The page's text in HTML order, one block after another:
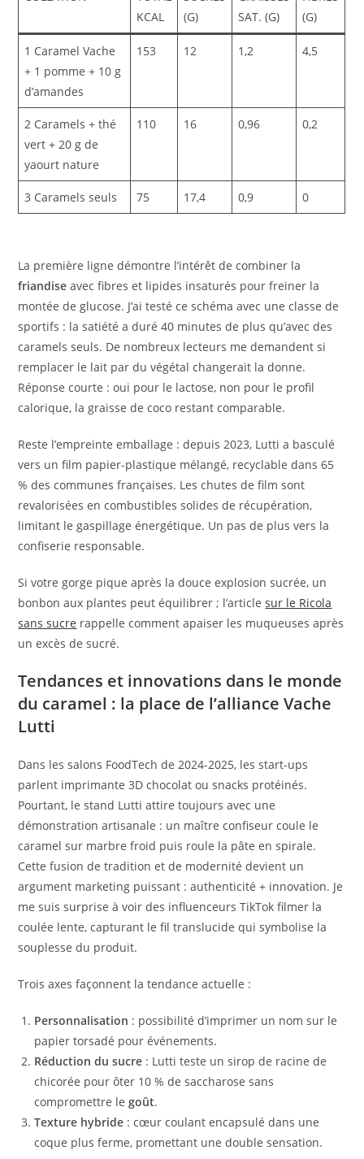
KCAL
(G)
SAT. (G)
(G)
1 Caramel Vache
+ 1 pomme + 10 g
d’amandes
153 12 1,2 4,5
2 Caramels + thé
vert + 20 g de
yaourt nature
110 16 0,96 0,2
3 Caramels seuls 75 17,4 0,9 0
La première ligne démontre l’intérêt de combiner la
friandise avec fibres et lipides insaturés pour freiner la
montée de glucose. J’ai testé ce schéma avec une classe de
sportifs : la satiété a duré 40 minutes de plus qu’avec des
caramels seuls. De nombreux lecteurs me demandent si
remplacer le lait par du végétal changerait la donne.
Réponse courte : oui pour le lactose, non pour le profil
calorique, la graisse de coco restant comparable.
Reste l’empreinte emballage : depuis 2023, Lutti a basculé
vers un film papier-plastique mélangé, recyclable dans 65
% des communes françaises. Les chutes de film sont
revalorisées en combustibles solides de récupération,
limitant le gaspillage énergétique. Un pas de plus vers la
confiserie responsable.
Si votre gorge pique après la douce explosion sucrée, un
bonbon aux plantes peut équilibrer ; l’articlesur le Ricola
sans sucre rappelle comment apaiser les muqueuses après
un excès de sucré.
Tendances et innovations dans le monde
du caramel : la place de l’alliance Vache
Lutti
Dans les salons FoodTech de 2024-2025, les start-ups
parlent imprimante 3D chocolat ou snacks protéinés.
Pourtant, le stand Lutti attire toujours avec une
démonstration artisanale : un maître confiseur coule le
caramel sur marbre froid puis roule la pâte en spirale.
Cette fusion de tradition et de modernité devient un
argument marketing puissant : authenticité + innovation. Je
me suis surprise à voir des influenceurs TikTok filmer la
coulée lente, capturant le fil translucide qui symbolise la
souplesse du produit.
Trois axes façonnent la tendance actuelle :
Personnalisation : possibilité d’imprimer un nom sur le
papier torsadé pour événements.
Réduction du sucre : Lutti teste un sirop de racine de
chicorée pour ôter 10 % de saccharose sans
compromettre legoût.
Texture hybride : cœur coulant encapsulé dans une
coque plus ferme, promettant une double sensation.